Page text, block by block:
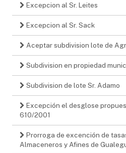
Excepcion al Sr. Leites
Excepcion al Sr. Sack
Aceptar subdivision lote de
Subdivision en propiedad
Subdivision de lote Sr. Adamo
Excepción el desglose
610/2001
Prorroga de excención de
Almaceneros y Afines de